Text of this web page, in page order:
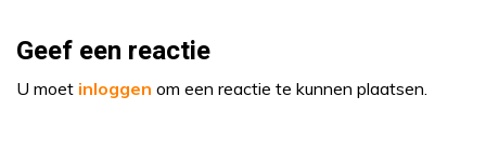
Geef een reactie
U moet inloggen om een reactie te kunnen plaatsen.